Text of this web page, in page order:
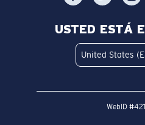
USTED ESTÁ
United States
WebID #